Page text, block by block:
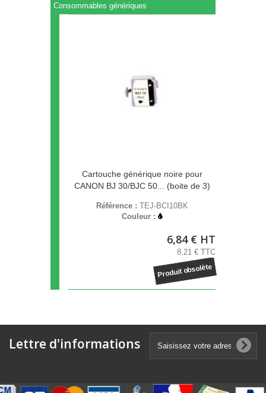
Consommables génériques
Cartouche générique noire pour
CANON BJ 30/BJC 50... (boite de 3)
Référence : TEJ-BCI10BK
Couleur :
6,84 € HT
8,21 € TTC
Produit obsolète
Lettre d'informations